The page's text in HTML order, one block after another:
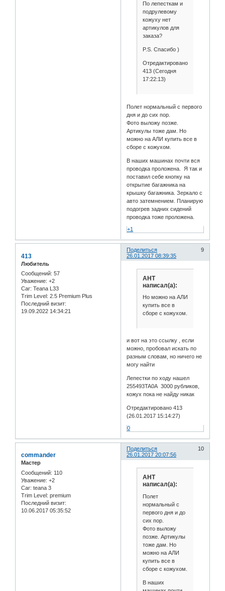
По лепесткам и
подрулевому
кожуху нет
артикулов для
заказа?
P.S. Спасибо )
Отредактировано
413 (Сегодня
17:22:13)
Полет нормальный с первого
дня и до сих пор.
Фото выложу позже.
Артикулы тоже дам. Но
можно на АЛИ купить все в
сборе с кожухом.
В наших машинах почти вся
проводка проложена. Я так и
поставил себе кнопку на
открытие багажника на
крышку багажника. Зеркало с
авто затемнением. Планирую
подогрев задних сидений
проводка тоже проложена.
+1
Поделиться
9
26.01.2017 08:39:35
413
Любитель
Сообщений: 57
Уважение: +2
Car: Teana L33
Trim Level: 2.5 Premium Plus
Последний визит:
19.09.2022 14:34:21
АНТ
написал(а):
Но можно на АЛИ
купить все в
сборе с кожухом.
и вот на это ссылку , если
можно, пробовал искать по
разным словам, но ничего не
могу найти
Лепестки по ходу нашел
255493TA0A 3000 рубликов,
кожух пока не найду никак
Отредактировано 413
(26.01.2017 15:14:27)
0
Поделиться
10
26.01.2017 20:07:56
commander
Мастер
Сообщений: 110
Уважение: +2
Car: teana 3
Trim Level: premium
Последний визит:
10.06.2017 05:35:52
АНТ
написал(а):
Полет
нормальный с
первого дня и до
сих пор.
Фото выложу
позже. Артикулы
тоже дам. Но
можно на АЛИ
купить все в
сборе с кожухом.
В наших